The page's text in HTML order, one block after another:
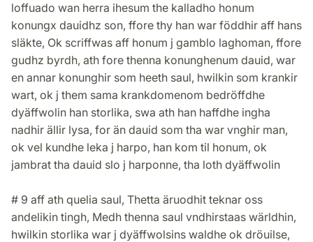
loffuado wan herra ihesum the kalladho honum
konungx dauidhz son, ffore thy han war föddhir aff hans
släkte, Ok scriffwas aff honum j gamblo laghoman, ffore
gudhz byrdh, ath fore thenna konunghenum dauid, war
en annar konunghir som heeth saul, hwilkin som krankir
wart, ok j them sama krankdomenom bedröffdhe
dyäffwolin han storlika, swa ath han haffdhe ingha
nadhir ällir lysa, for än dauid som tha war vnghir man,
ok vel kundhe leka j harpo, han kom til honum, ok
jambrat tha dauid slo j harponne, tha loth dyäffwolin
# 9 aff ath quelia saul, Thetta äruodhit teknar oss
andelikin tingh, Medh thenna saul vndhirstaas wärldhin,
hwilkin storlika war j dyäffwolsins waldhe ok dröuilse,